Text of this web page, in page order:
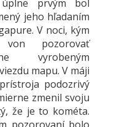
prvým bol
jeho hľadaním
V noci, kým
pozorovať
vyrobeným
mapu. V máji
podozrivý
zmenil svoju
že je to kométa.